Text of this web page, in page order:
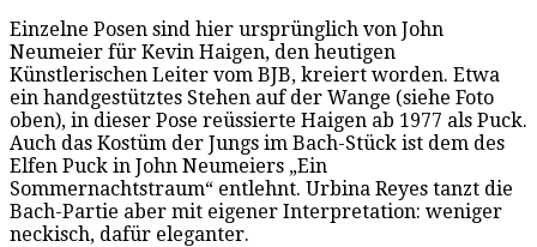
Einzelne Posen sind hier ursprünglich von John
Neumeier für Kevin Haigen, den heutigen
Künstlerischen Leiter vom BJB, kreiert worden. Etwa
ein handgestütztes Stehen auf der Wange (siehe Foto
oben), in dieser Pose reüssierte Haigen ab 1977 als Puck.
Auch das Kostüm der Jungs im Bach-Stück ist dem des
Elfen Puck in John Neumeiers „Ein
Sommernachtstraum“ entlehnt. Urbina Reyes tanzt die
Bach-Partie aber mit eigener Interpretation: weniger
neckisch, dafür eleganter.